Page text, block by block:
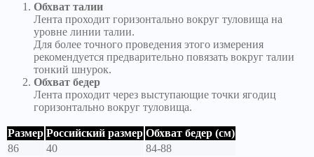
Обхват талии
Лента проходит горизонтально вокруг туловища на
уровне линии талии.
Для более точного проведения этого измерения
рекомендуется предварительно повязать вокруг талии
тонкий шнурок.
Обхват бедер
Лента проходит через выступающие точки ягодиц
горизонтально вокруг туловища.
Размер Российский размер Обхват бедер (см)
86
40
84-88